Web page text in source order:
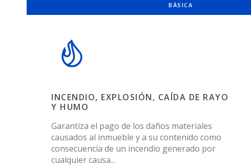
BÁSICA
INCENDIO, EXPLOSIÓN, CAÍDA DE RAYO
Y HUMO
Garantiza el pago de los daños materiales
causados al inmueble y a su contenido como
consecuencia de un incendio generado por
cualquier causa...